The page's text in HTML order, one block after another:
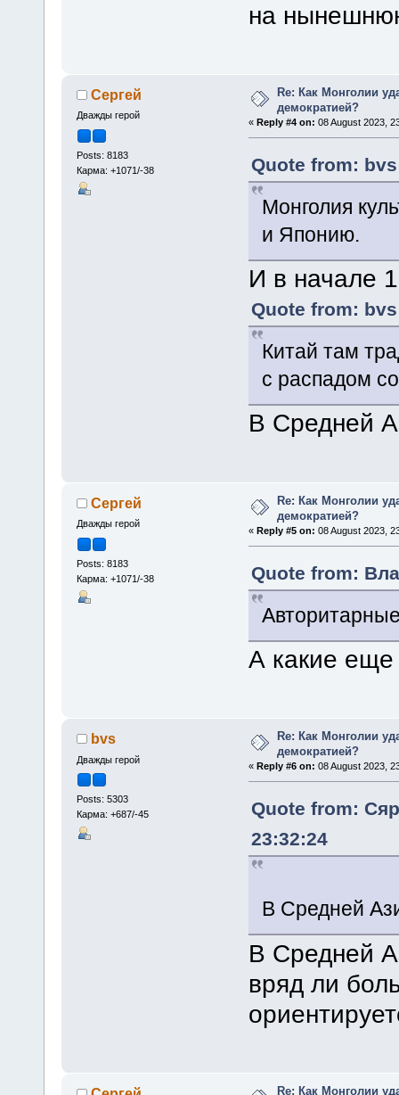
на
Сергей
Дважды герой
Posts: 8183
Карма: +1071/-38
Re: Как Монголии
демократией?
« Reply #4 on: 08 August 2023,
Quote from:
Монголия
и Японию.
И в начале
Quote from:
Китай там
с распадом
В Средней
Сергей
Дважды герой
Posts: 8183
Карма: +1071/-38
Re: Как Монголии
демократией?
« Reply #5 on: 08 August 2023,
Quote from:
А какие еще
bvs
Дважды герой
Posts: 5303
Карма: +687/-45
Re: Как Монголии
демократией?
« Reply #6 on: 08 August 2023,
Quote from:
23:32:24
В Средней
В Средней
вряд ли
Re: Как Монголии